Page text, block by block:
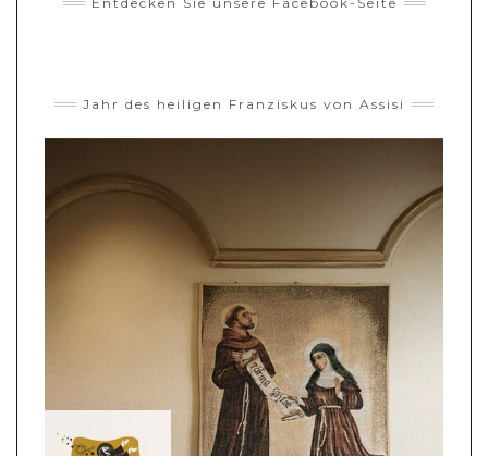
Jahr des heiligen Franziskus von Assisi